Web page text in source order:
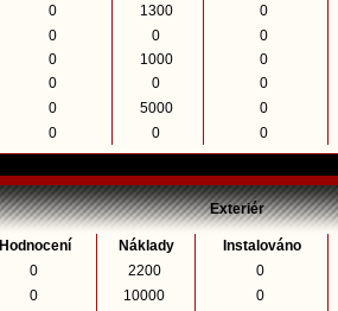
0 1300 0
0 0 0
0 1000 0
0 0 0
0 5000 0
0 0 0
Exteriér
Hodnocení Náklady Instalováno
0 2200 0
0 10000 0